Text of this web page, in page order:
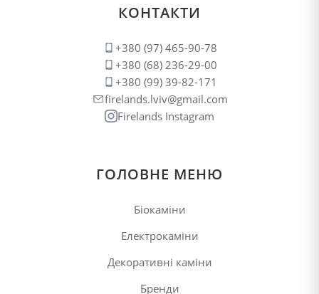
КОНТАКТИ
+380 (97) 465-90-78
+380 (68) 236-29-00
+380 (99) 39-82-171
firelands.lviv@gmail.com
Firelands Instagram
ГОЛОВНЕ МЕНЮ
Біокаміни
Електрокаміни
Декоративні каміни
Бренди